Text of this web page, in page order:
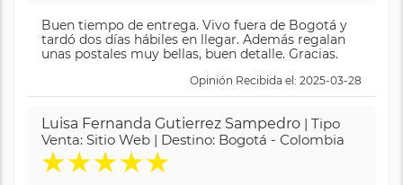
Buen tiempo de entrega. Vivo fuera de Bogotá y
tardó dos días hábiles en llegar. Además regalan
unas postales muy bellas, buen detalle. Gracias.
Opinión Recibida el: 2025-03-28
Luisa Fernanda Gutierrez Sampedro | Tipo
Venta: Sitio Web | Destino: Bogotá - Colombia
★★★★★